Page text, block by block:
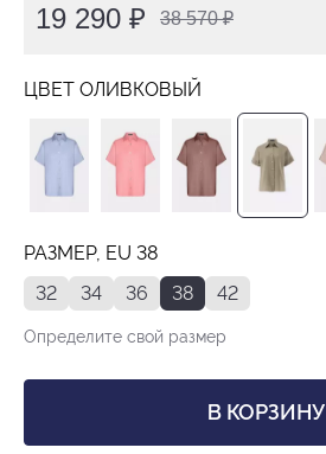
19 290 ₽ 38 570 ₽
ЦВЕТ ОЛИВКОВЫЙ
РАЗМЕР, EU 38
32
34 36 38 42
Определите свой размер
В КОРЗИНУ